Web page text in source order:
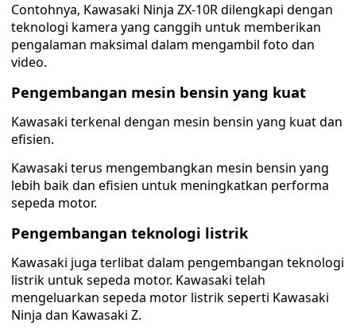
Contohnya, Kawasaki Ninja ZX-10R dilengkapi dengan
teknologi kamera yang canggih untuk memberikan
pengalaman maksimal dalam mengambil foto dan
video.
Pengembangan mesin bensin yang kuat
Kawasaki terkenal dengan mesin bensin yang kuat dan
efisien.
Kawasaki terus mengembangkan mesin bensin yang
lebih baik dan efisien untuk meningkatkan performa
sepeda motor.
Pengembangan teknologi listrik
Kawasaki juga terlibat dalam pengembangan teknologi
listrik untuk sepeda motor. Kawasaki telah
mengeluarkan sepeda motor listrik seperti Kawasaki
Ninja dan Kawasaki Z.